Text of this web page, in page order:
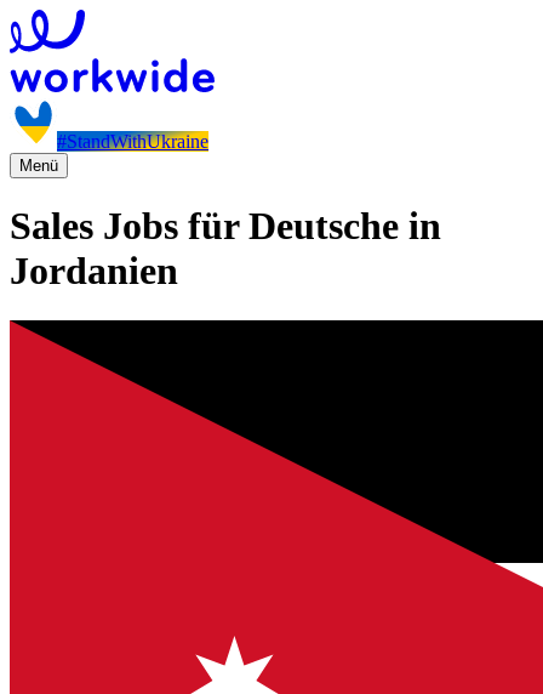
#StandWithUkraine
Menü
Sales Jobs für Deutsche in
Jordanien